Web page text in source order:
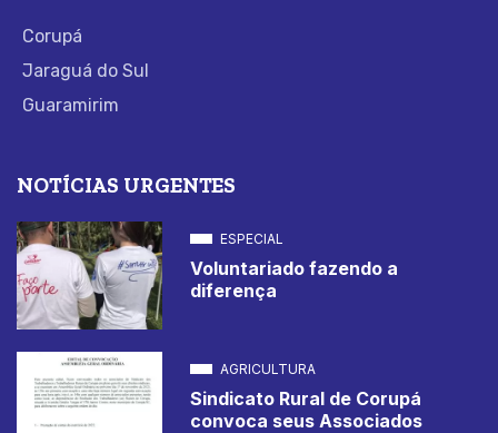
Corupá
Jaraguá do Sul
Guaramirim
NOTÍCIAS URGENTES
ESPECIAL
Voluntariado fazendo a
diferença
AGRICULTURA
Sindicato Rural de Corupá
convoca seus Associados